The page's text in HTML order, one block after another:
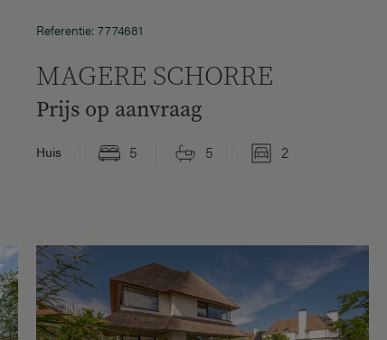
Referentie: 7774681
MAGERE SCHORRE
Prijs op aanvraag
Huis 5 5 2